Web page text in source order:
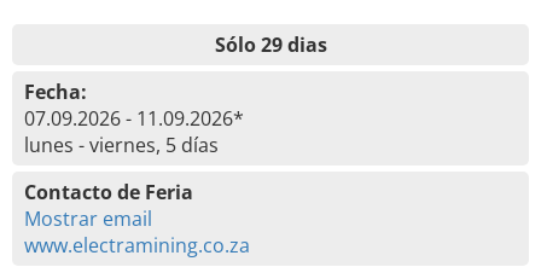
Sólo 29 dias
Fecha:
07.09.2026 - 11.09.2026*
lunes - viernes, 5 días
Contacto de Feria
Mostrar email
www.electramining.co.za